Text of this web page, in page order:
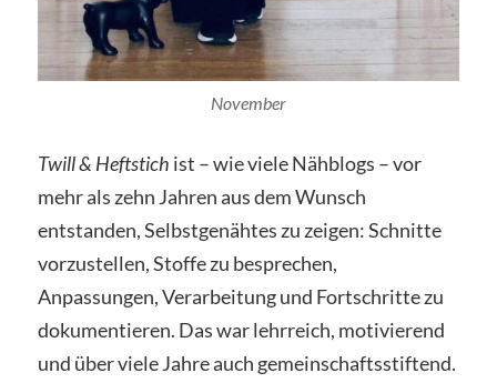
November
Twill & Heftstich ist – wie viele Nähblogs – vor
mehr als zehn Jahren aus dem Wunsch
entstanden, Selbstgenähtes zu zeigen: Schnitte
vorzustellen, Stoffe zu besprechen,
Anpassungen, Verarbeitung und Fortschritte zu
dokumentieren. Das war lehrreich, motivierend
und über viele Jahre auch gemeinschaftsstiftend.